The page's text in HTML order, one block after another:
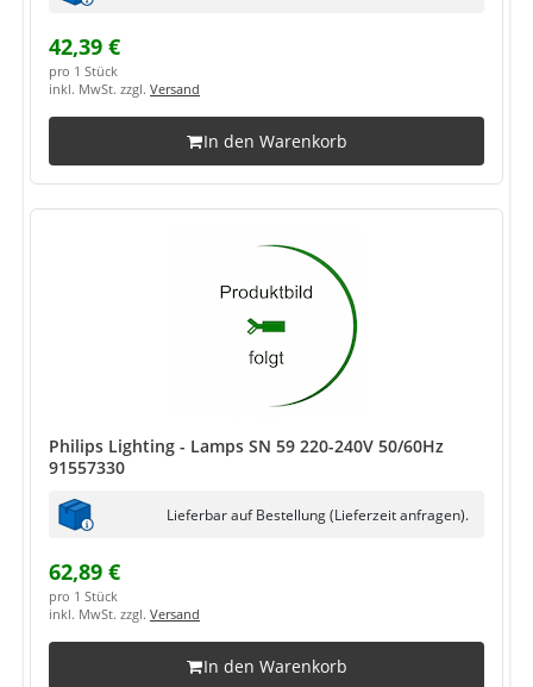
42,39 €
pro 1 Stück
inkl. MwSt. zzgl. Versand
In den Warenkorb
Philips Lighting - Lamps SN 59 220-240V 50/60Hz
91557330
Lieferbar auf Bestellung (Lieferzeit anfragen).
62,89 €
pro 1 Stück
inkl. MwSt. zzgl. Versand
In den Warenkorb